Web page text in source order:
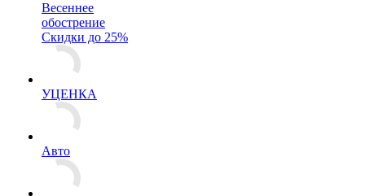
Весеннее
обострение
Скидки до 25%
УЦЕНКА
Авто